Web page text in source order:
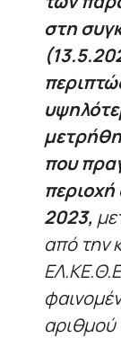
στη
που
2023,
από την
αριθμού